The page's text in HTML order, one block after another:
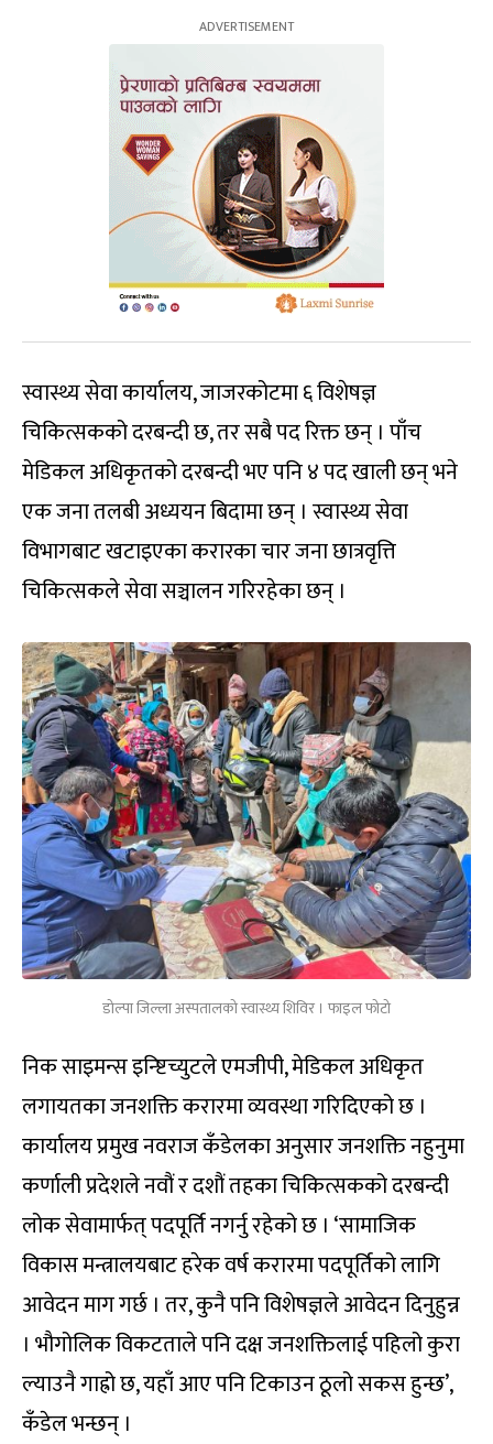
स्वास्थ्य सेवा कार्यालय, जाजरकोटमा ६ विशेषज्ञ
चिकित्सकको दरबन्दी छ, तर सबै पद रिक्त छन् । पाँच
मेडिकल अधिकृतको दरबन्दी भए पनि ४ पद खाली छन् भने
एक जना तलबी अध्ययन बिदामा छन् । स्वास्थ्य सेवा
विभागबाट खटाइएका करारका चार जना छात्रवृत्ति
चिकित्सकले सेवा सञ्चालन गरिरहेका छन् ।
डोल्पा जिल्ला अस्पतालको स्वास्थ्य शिविर । फाइल फोटो
निक साइमन्स इन्ष्टिच्युटले एमजीपी, मेडिकल अधिकृत
लगायतका जनशक्ति करारमा व्यवस्था गरिदिएको छ ।
कार्यालय प्रमुख नवराज कँडेलका अनुसार जनशक्ति नहुनुमा
कर्णाली प्रदेशले नवौं र दशौं तहका चिकित्सकको दरबन्दी
लोक सेवामार्फत् पदपूर्ति नगर्नु रहेको छ । ‘सामाजिक
विकास मन्त्रालयबाट हरेक वर्ष करारमा पदपूर्तिको लागि
आवेदन माग गर्छ । तर, कुनै पनि विशेषज्ञले आवेदन दिनुहुन्न
। भौगोलिक विकटताले पनि दक्ष जनशक्तिलाई पहिलो कुरा
ल्याउनै गाह्रो छ, यहाँ आए पनि टिकाउन ठूलो सकस हुन्छ’,
कँडेल भन्छन् ।